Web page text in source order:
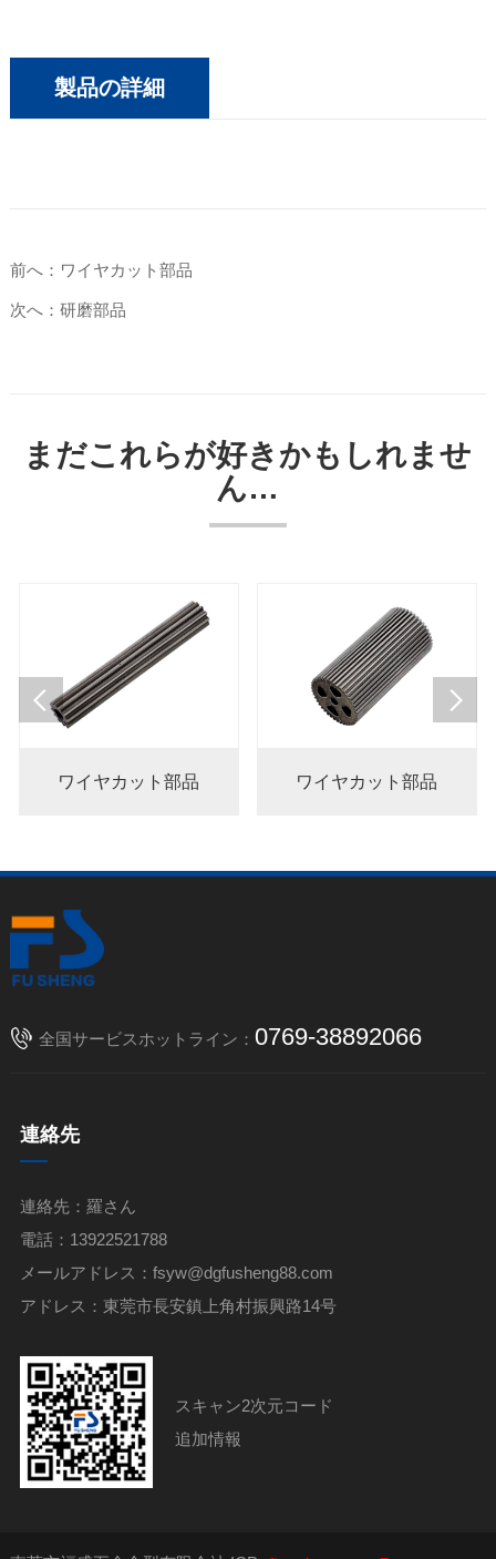
製品の詳細
前へ：ワイヤカット部品
次へ：研磨部品
まだこれらが好きかもしれませ
ん…
ワイヤカット部品 ワイヤカット部品
全国サービスホットライン： 0769-38892066
連絡先
連絡先：羅さん
電話：13922521788
メールアドレス：fsyw@dgfusheng88.com
アドレス：東莞市長安鎮上角村振興路14号
スキャン2次元コード
追加情報